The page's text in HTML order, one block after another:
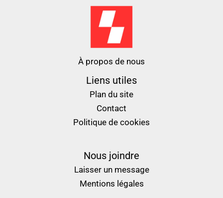
À propos de nous
Liens utiles
Plan du site
Contact
Politique de cookies
Nous joindre
Laisser un message
Mentions légales